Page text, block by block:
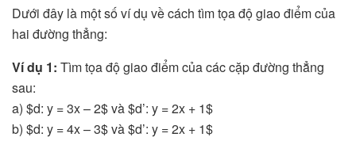
Dưới đây là một số ví dụ về cách tìm tọa độ giao điểm của
hai đường thẳng:
Ví dụ 1: Tìm tọa độ giao điểm của các cặp đường thẳng
sau:
a) $d: y = 3x – 2$ và $d’: y = 2x + 1$
b) $d: y = 4x – 3$ và $d’: y = 2x + 1$